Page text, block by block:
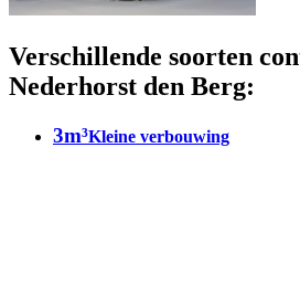
Verschillende soorten
Nederhorst den Berg:
3m³Kleine verbouwing